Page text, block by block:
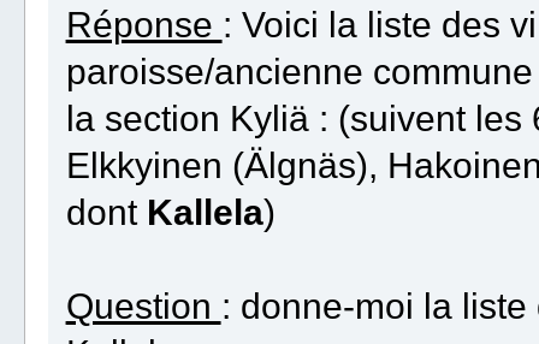
Réponse : Voici la liste des
paroisse/ancienne
la section Kyliä : (suivent
Elkkyinen (Älgnäs),
dont Kallela)
Question : donne-moi la